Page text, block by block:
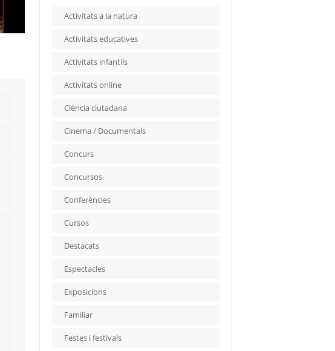
Activitats a la natura
Activitats educatives
Activitats infantils
Activitats online
Ciència ciutadana
Cinema / Documentals
Concurs
Concursos
Conferències
Cursos
Destacats
Espectacles
Exposicions
Familiar
Festes i festivals